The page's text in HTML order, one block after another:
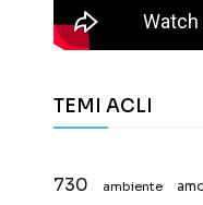
TEMI ACLI
730 ambiente